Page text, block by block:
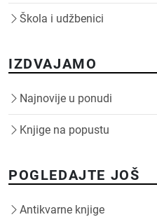
Škola i udžbenici
IZDVAJAMO
Najnovije u ponudi
Knjige na popustu
POGLEDAJTE JOŠ
Antikvarne knjige